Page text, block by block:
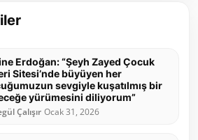
Erdoğan: “Şeyh Zayed Çocuk
Sitesi’nde büyüyen her
sevgiyle kuşatılmış bir
yürümesini diliyorum”
Çalışır Ocak 31, 2026